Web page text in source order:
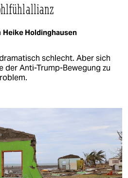
Heike Holdinghausen
schlecht. Aber sich
der Anti-Trump-Bewegung zu